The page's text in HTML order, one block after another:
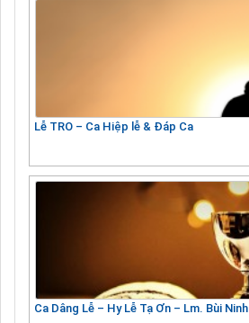
Lễ TRO – Ca Hiệp lễ & Đáp Ca
Ca Dâng Lễ – Hy Lễ Tạ Ơn – Lm. Bùi Ninh